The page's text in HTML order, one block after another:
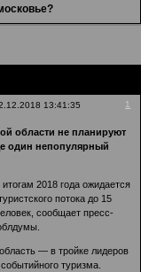
1
13:41:35
области не планируют
один непопулярный
итогам 2018 года ожидается
потока до 15
сообщает пресс-
— в тройке лидеров
туризма.